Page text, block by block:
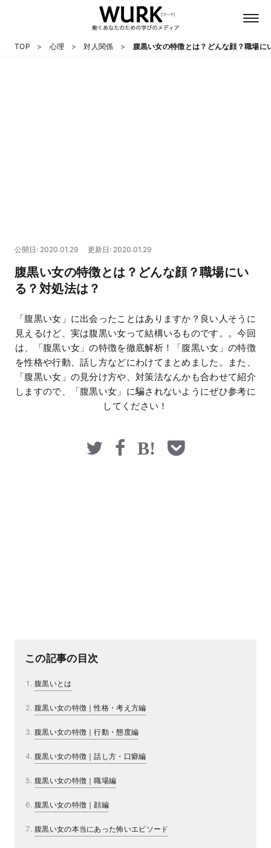
マネー
TOP 心理 対人関係 腹黒い女の特徴とは？どんな顔？職場に
公開日: 2020.01.29 更新日: 2020.01.29
腹黒い女の特徴とは？どんな顔？職場にい
る？対処法は？
「腹黒い女」に出会ったことはありますか？良い人そうに
見えるけど、実は腹黒い女って結構いるものです。。今回
は、「腹黒い女」の特徴を徹底解析！「腹黒い女」の特徴
を性格や行動、話し方などにわけてまとめました。また、
「腹黒い女」の見分け方や、対策法なんかも合わせて紹介
しますので、「腹黒い女」に騙されないようにぜひ参考に
してください！
この記事の目次
腹黒いとは
腹黒い女の特徴｜性格・考え方編
腹黒い女の特徴｜行動・態度編
腹黒い女の特徴｜話し方・口癖編
腹黒い女の特徴｜職場編
腹黒い女の特徴｜顔編
腹黒い女の本当にあった怖いエピソード